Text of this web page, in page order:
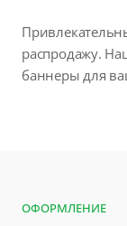
распродажу.
баннеры для
ОФОРМЛЕНИЕ